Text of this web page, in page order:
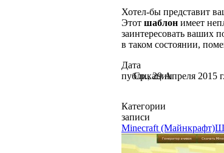
Хотел-бы представит
Этот шаблон имеет
заинтересовать ваших
в таком состоянии,
Дата
публикации
Ср., 29 Апреля 2015 г.
Категории
записи
Minecraft (Майнкрафт)